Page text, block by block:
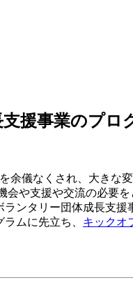
援事業のプロ
儀なくされ、大きな
や支援や交流の必要を
ンタリー団体成長支
ムに先立ち、 キックオ